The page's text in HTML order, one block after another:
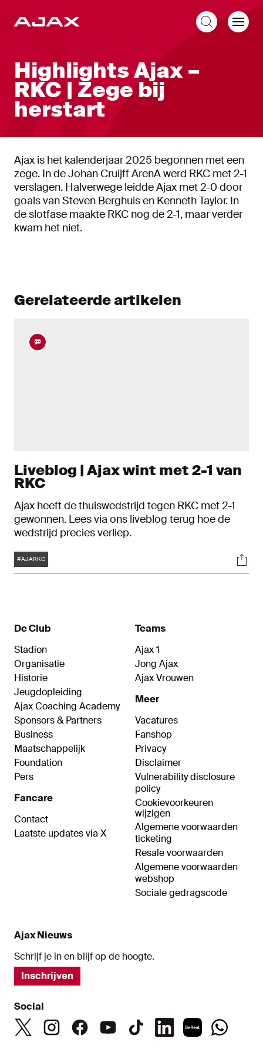
Highlights Ajax –
RKC | Zege bij
herstart
Ajax is het kalenderjaar 2025 begonnen met een
zege. In de Johan Cruijff ArenA werd RKC met 2-1
verslagen. Halverwege leidde Ajax met 2-0 door
goals van Steven Berghuis en Kenneth Taylor. In
de slotfase maakte RKC nog de 2-1, maar verder
kwam het niet.
Gerelateerde artikelen
Liveblog | Ajax wint met 2-1 van
RKC
Ajax heeft de thuiswedstrijd tegen RKC met 2-1
gewonnen. Lees via ons liveblog terug hoe de
wedstrijd precies verliep.
Tags
#AJARKC
De Club
Stadion
Organisatie
Historie
Jeugdopleiding
Ajax Coaching Academy
Sponsors & Partners
Business
Maatschappelijk
Foundation
Pers
Fancare
Contact
Laatste updates via X
Teams
Ajax 1
Jong Ajax
Ajax Vrouwen
Meer
Vacatures
Fanshop
Privacy
Disclaimer
Vulnerability disclosure
policy
Cookievoorkeuren
wijzigen
Algemene voorwaarden
ticketing
Resale voorwaarden
Algemene voorwaarden
webshop
Sociale gedragscode
Ajax Nieuws
Schrijf je in en blijf op de hoogte.
Inschrijven
Social